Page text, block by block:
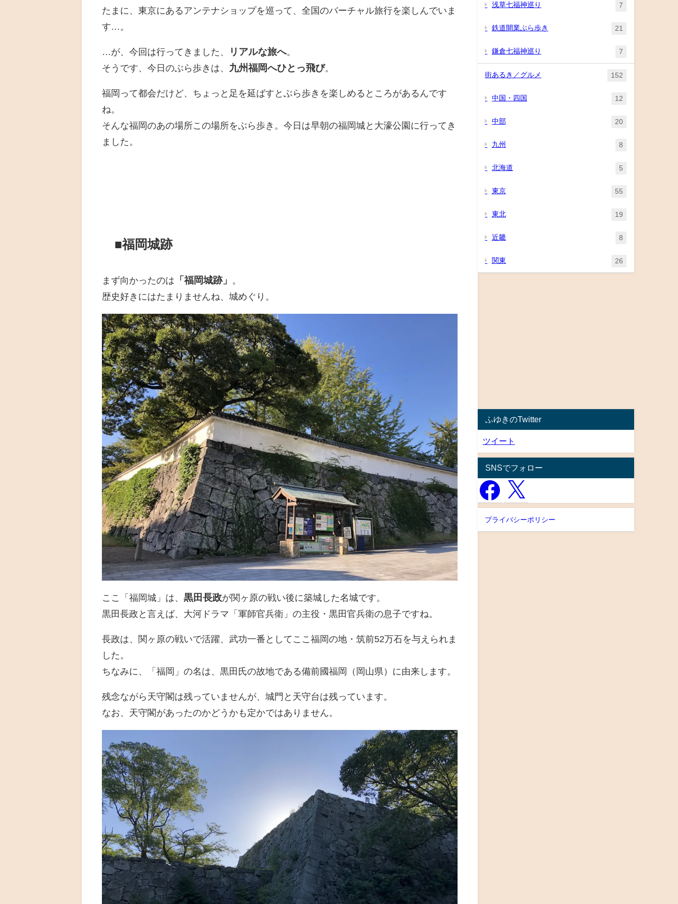
たまに、東京にあるアンテナショップを巡って、全国のバーチャル旅行を楽しんでいま
す…。
…が、今回は行ってきました、 リアルな旅へ。
そうです、今日のぶら歩きは、 九州福岡へひとっ飛び。
福岡って都会だけど、ちょっと足を延ばすとぶら歩きを楽しめるところがあるんです
ね。
そんな福岡のあの場所この場所をぶら歩き。今日は早朝の福岡城と大濠公園に行ってき
ました。
■福岡城跡
まず向かったのは 「福岡城跡」
。
歴史好きにはたまりませんね、城めぐり。
ここ「福岡城」は、黒田長政が関ヶ原の戦い後に築城した名城です。
黒田長政と言えば、大河ドラマ「軍師官兵衛」の主役・黒田官兵衛の息子ですね。
長政は、関ヶ原の戦いで活躍、武功一番としてここ福岡の地・筑前52万石を与えられま
した。
ちなみに、「福岡」の名は、黒田氏の故地である備前國福岡（岡山県）に由来します。
残念ながら天守閣は残っていませんが、城門と天守台は残っています。
なお、天守閣があったのかどうかも定かではありません。
浅草七福神巡り 7
鉄道開業ぶら歩き 21
鎌倉七福神巡り 7
街あるき／グルメ 152
中国・四国 12
中部 20
九州 8
北海道 5
東京 55
東北 19
近畿 8
関東 26
ふゆきのTwitter
ツイート
SNSでフォロー
プライバシーポリシー